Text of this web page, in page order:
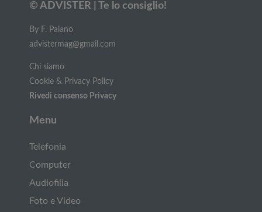
© ADVISTER | Te lo consiglio!
By F. Paiano
advistermag@gmail.com
Chi siamo
Cookie & Privacy Policy
Rivedi consenso Privacy
Menu
Telefonia
Computer
Audiofilia
Foto e Video